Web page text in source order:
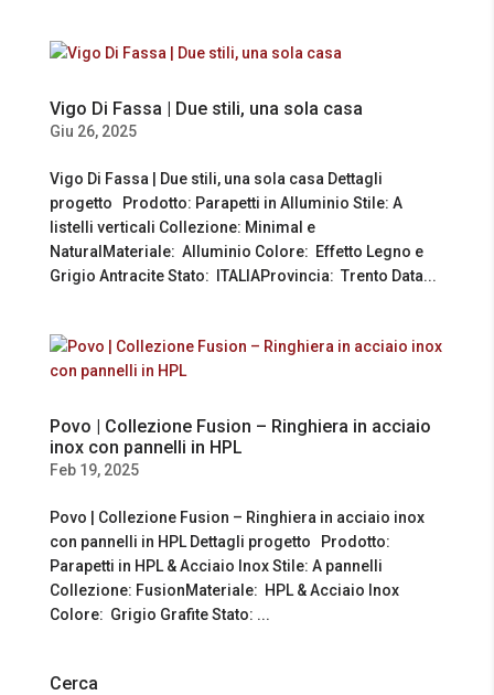
Vigo Di Fassa | Due stili, una sola casa
Giu 26, 2025
Vigo Di Fassa | Due stili, una sola casa Dettagli
progetto Prodotto: Parapetti in Alluminio Stile: A
listelli verticali Collezione: Minimal e
NaturalMateriale: Alluminio Colore: Effetto Legno e
Grigio Antracite Stato: ITALIAProvincia: Trento Data...
Povo | Collezione Fusion – Ringhiera in acciaio
inox con pannelli in HPL
Feb 19, 2025
Povo | Collezione Fusion – Ringhiera in acciaio inox
con pannelli in HPL Dettagli progetto Prodotto:
Parapetti in HPL & Acciaio Inox Stile: A pannelli
Collezione: FusionMateriale: HPL & Acciaio Inox
Colore: Grigio Grafite Stato: ...
Cerca